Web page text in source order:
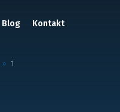
Blog Kontakt
» 1